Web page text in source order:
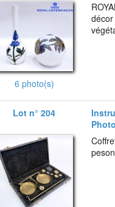
6 photo(s)
Lot n° 204
Photo